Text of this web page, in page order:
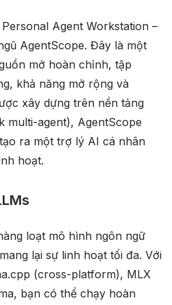
Agent Workstation –
AgentScope. Đây là một
mở hoàn chỉnh, tập
khả năng mở rộng và
xây dựng trên nền tảng
multi-agent), AgentScope
ra một trợ lý AI cá nhân
hoạt.
loạt mô hình ngôn ngữ
lại sự linh hoạt tối đa. Với
(cross-platform), MLX
bạn có thể chạy hoàn